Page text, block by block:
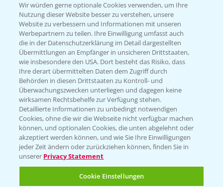
NEU: Herbizidmaßnahme im Mais mit
MaisTer Power Flexx
06.05.2025
Wir würden gerne optionale Cookies verwenden, um Ihre
Nutzung dieser Website besser zu verstehen, unsere
Website zu verbessern und Informationen mit unseren
Werbepartnern zu teilen. Ihre Einwilligung umfasst auch
die in der Datenschutzerklärung im Detail dargestellten
Übermittlungen an Empfänger in unsicheren Drittstaaten,
wie insbesondere den USA. Dort besteht das Risiko, dass
Ihre derart übermittelten Daten dem Zugriff durch
Behörden in diesen Drittstaaten zu Kontroll- und
Überwachungszwecken unterliegen und dagegen keine
wirksamen Rechtsbehelfe zur Verfügung stehen.
Detaillierte Informationen zu unbedingt notwendigen
Cookies, ohne die wir die Webseite nicht verfügbar machen
können, und optionalen Cookies, die unten abgelehnt oder
akzeptiert werden können, und wie Sie Ihre Einwilligungen
jeder Zeit ändern oder zurückziehen können, finden Sie in
unserer Privacy Statement
Cookie Einstellungen